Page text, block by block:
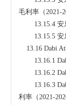
毛利率（2021-
13.16 Dabi
利率（2021-